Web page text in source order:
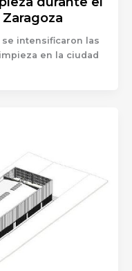
se intensificaron las
en la ciudad